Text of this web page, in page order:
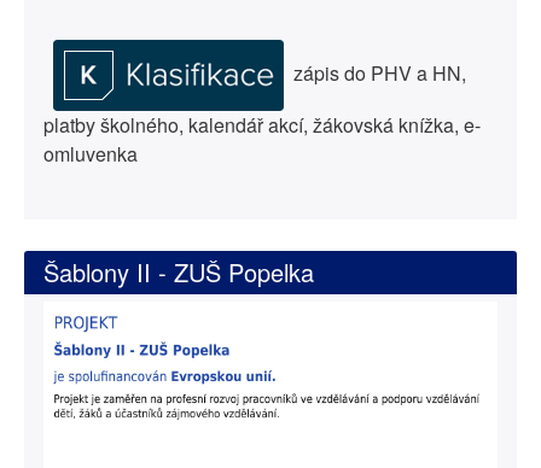
zápis do PHV a HN,
platby školného, kalendář akcí, žákovská knížka, e-
omluvenka
Šablony II - ZUŠ Popelka